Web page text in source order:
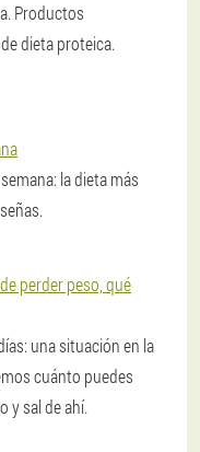
Productos
dieta proteica.
la dieta más
perder peso, qué
una situación en la
cuánto puedes
y sal de ahí.